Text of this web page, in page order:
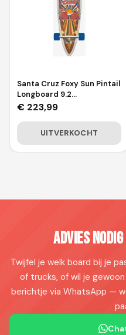
Santa Cruz Foxy Sun Pintail
Longboard 9.2
Multicolored
€ 223,99
UITVERKOCHT
Advies
Twijfel je welk board bij je
of trucks, of wil je
berichtje via WhatsApp —